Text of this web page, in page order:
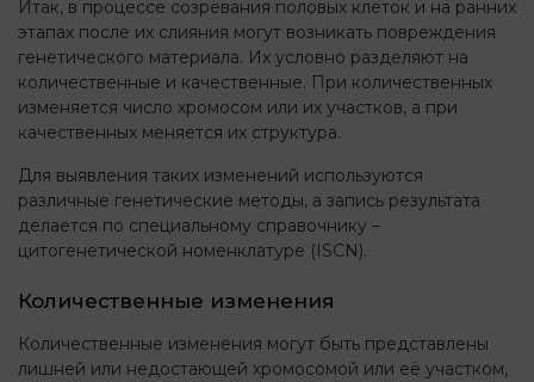
Итак, в процессе созревания половых клеток и на ранних
этапах после их слияния могут возникать повреждения
генетического материала. Их условно разделяют на
количественные и качественные. При количественных
изменяется число хромосом или их участков, а при
качественных меняется их структура.
Для выявления таких изменений используются
различные генетические методы, а запись результата
делается по специальному справочнику –
цитогенетической номенклатуре (ISCN).
Количественные изменения
Количественные изменения могут быть представлены
лишней или недостающей хромосомой или её участком,